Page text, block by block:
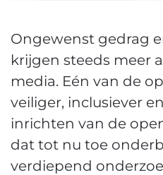
Ongewenst gedrag
krijgen steeds meer
media. Eén van de
veiliger, inclusiever
inrichten van de
dat tot nu toe
verdiepend